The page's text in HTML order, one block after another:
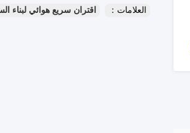
العلامات： اقتران سريع هوائي لبناء